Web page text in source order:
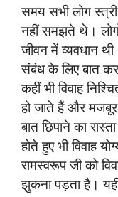
समय सभी लोग
नहीं समझते थे।
जीवन में व्यवधान
संबंध के लिए बात
कहीं भी विवाह
हो जाते हैं और
बात छिपाने का
होते हुए भी विवाह
रामस्वरूप जी को
झुकना पड़ता है।